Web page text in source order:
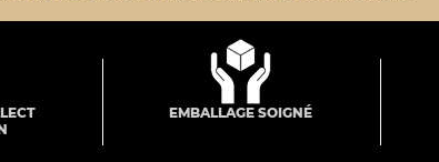
EMBALLAGE SOIGNÉ